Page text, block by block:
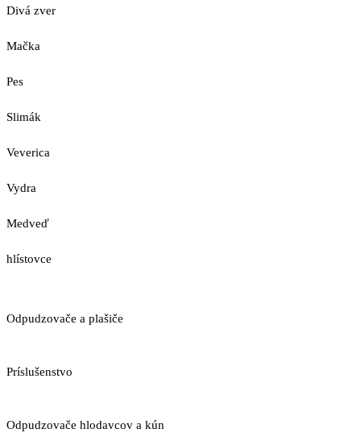
Divá zver
Mačka
Pes
Slimák
Veverica
Vydra
Medveď
hlístovce
Odpudzovače a plašiče
Príslušenstvo
Odpudzovače hlodavcov a kún